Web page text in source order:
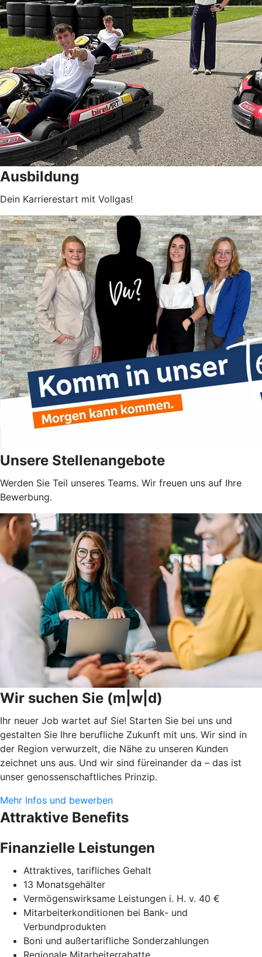
Ausbildung
Dein Karrierestart mit Vollgas!
Unsere Stellenangebote
Werden Sie Teil unseres Teams. Wir freuen uns auf Ihre
Bewerbung.
Wir suchen Sie (m|w|d)
Ihr neuer Job wartet auf Sie! Starten Sie bei uns und
gestalten Sie Ihre berufliche Zukunft mit uns. Wir sind in
der Region verwurzelt, die Nähe zu unseren Kunden
zeichnet uns aus. Und wir sind füreinander da – das ist
unser genossenschaftliches Prinzip.
Mehr Infos und bewerben
Attraktive Benefits
Finanzielle Leistungen
Attraktives, tarifliches Gehalt
13 Monatsgehälter
Vermögenswirksame Leistungen i. H. v. 40 €
Mitarbeiterkonditionen bei Bank- und
Verbundprodukten
Boni und außertarifliche Sonderzahlungen